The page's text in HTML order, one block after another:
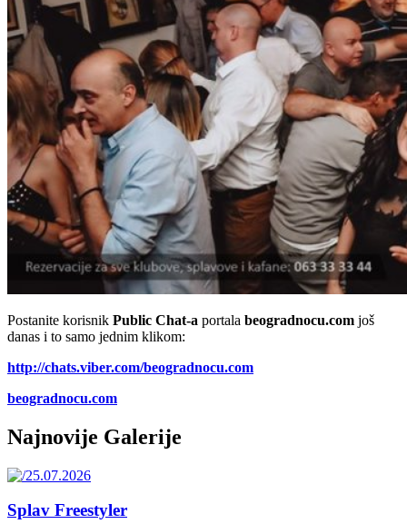
Postanite korisnik Public Chat-a portala beogradnocu.com još
danas i to samo jednim klikom:
http://chats.viber.com/beogradnocu.com
beogradnocu.com
Najnovije Galerije
Splav Freestyler